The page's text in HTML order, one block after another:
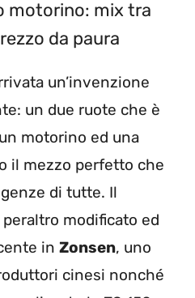
motorino: mix tra
da paura
un’invenzione
un due ruote che è
motorino ed una
il mezzo perfetto che
di tutte. Il
peraltro modificato ed
in Zonsen, uno
cinesi nonché